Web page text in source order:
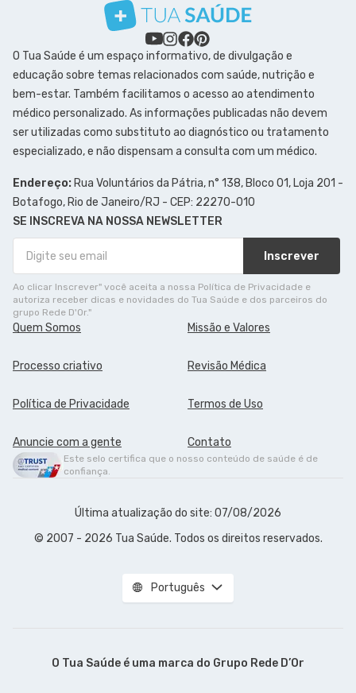
O Tua Saúde é um espaço informativo, de divulgação e
educação sobre temas relacionados com saúde, nutrição e
bem-estar. Também facilitamos o acesso ao atendimento
médico personalizado. As informações publicadas não devem
ser utilizadas como substituto ao diagnóstico ou tratamento
especializado, e não dispensam a consulta com um médico.
Endereço: Rua Voluntários da Pátria, n° 138, Bloco 01, Loja 201 -
Botafogo, Rio de Janeiro/RJ - CEP: 22270-010
SE INSCREVA NA NOSSA NEWSLETTER
Inscrever
Ao clicar Inscrever" você aceita a nossa Política de Privacidade e
autoriza receber dicas e novidades do Tua Saúde e dos parceiros do
grupo Rede D'Or."
Quem Somos Missão e Valores
Processo criativo Revisão Médica
Política de Privacidade Termos de Uso
Anuncie com a gente Contato
Este selo certifica que o nosso conteúdo de saúde é de
confiança.
Última atualização do site: 07/08/2026
© 2007 - 2026 Tua Saúde. Todos os direitos reservados.
Português
O Tua Saúde é uma marca do Grupo Rede D’Or